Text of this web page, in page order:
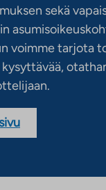
sekä
voimme tarjota